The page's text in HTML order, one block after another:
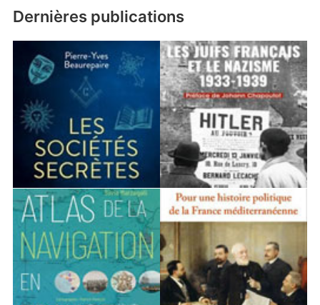
Dernières publications